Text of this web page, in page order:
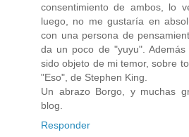
consentimiento de ambos, lo
luego, no me gustaría en
con una persona de
da un poco de "yuyu".
sido objeto de mi temor, sobre
"Eso", de Stephen King.
Un abrazo Borgo, y muchas
blog.
Responder